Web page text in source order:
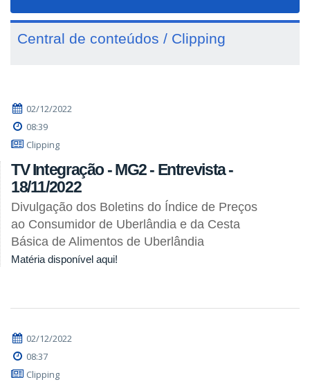
Central de conteúdos / Clipping
02/12/2022
08:39
Clipping
TV Integração - MG2 - Entrevista -
18/11/2022
Divulgação dos Boletins do Índice de Preços
ao Consumidor de Uberlândia e da Cesta
Básica de Alimentos de Uberlândia
Matéria disponível aqui!
02/12/2022
08:37
Clipping